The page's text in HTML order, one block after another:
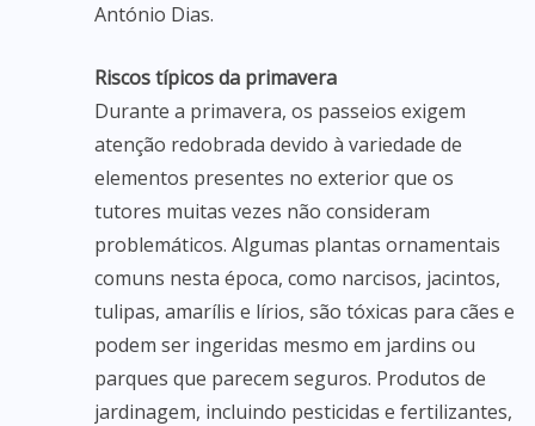
António Dias.
Riscos típicos da primavera
Durante a primavera, os passeios exigem
atenção redobrada devido à variedade de
elementos presentes no exterior que os
tutores muitas vezes não consideram
problemáticos. Algumas plantas ornamentais
comuns nesta época, como narcisos, jacintos,
tulipas, amarílis e lírios, são tóxicas para cães e
podem ser ingeridas mesmo em jardins ou
parques que parecem seguros. Produtos de
jardinagem, incluindo pesticidas e fertilizantes,